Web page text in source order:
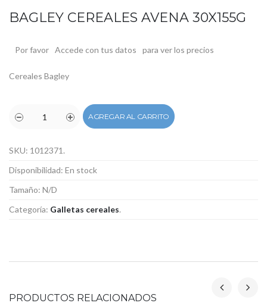
BAGLEY CEREALES AVENA 30X155G
Por favor Accede con tus datos para ver los precios
Cereales Bagley
AGREGAR AL CARRITO
SKU: 1012371 .
Disponibilidad: En stock
Tamaño: N/D
Categoría: Galletas cereales.
PRODUCTOS RELACIONADOS